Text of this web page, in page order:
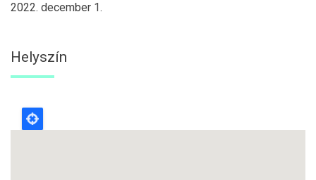
2022. december 1.
Helyszín